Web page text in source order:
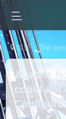
首页 The
Apache
could not